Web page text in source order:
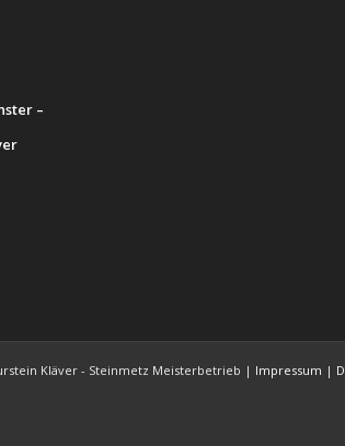
–
Kläver - Steinmetz Meisterbetrieb | Impressum |